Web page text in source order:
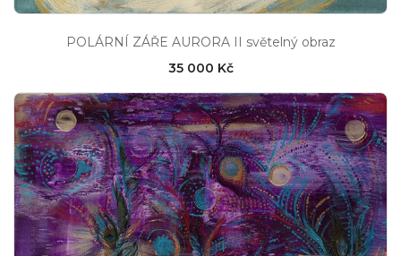
POLÁRNÍ ZÁŘE AURORA II světelný obraz
35 000 Kč